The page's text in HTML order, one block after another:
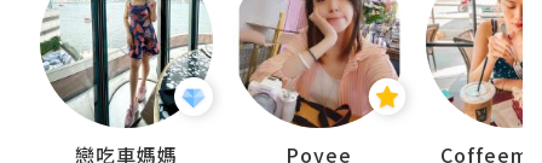
戀吃車媽媽 Poyee